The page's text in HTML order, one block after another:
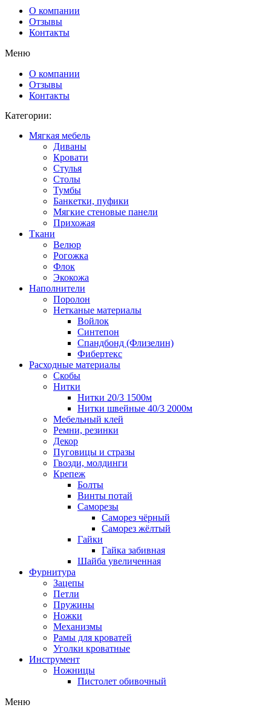
О компании
Отзывы
Контакты
Меню
О компании
Отзывы
Контакты
Категории:
Мягкая мебель
Диваны
Кровати
Стулья
Столы
Тумбы
Банкетки, пуфики
Мягкие стеновые панели
Прихожая
Ткани
Велюр
Рогожка
Флок
Экокожа
Наполнители
Поролон
Нетканые материалы
Войлок
Синтепон
Спандбонд (Флизелин)
Фибертекс
Расходные материалы
Скобы
Нитки
Нитки 20/3 1500м
Нитки швейные 40/3 2000м
Мебельный клей
Ремни, резинки
Декор
Пуговицы и стразы
Гвозди, молдинги
Крепеж
Болты
Винты потай
Саморезы
Саморез чёрный
Саморез жёлтый
Гайки
Гайка забивная
Шайба увеличенная
Фурнитура
Зацепы
Петли
Пружины
Ножки
Механизмы
Рамы для кроватей
Уголки кроватные
Инструмент
Ножницы
Пистолет обивочный
Меню